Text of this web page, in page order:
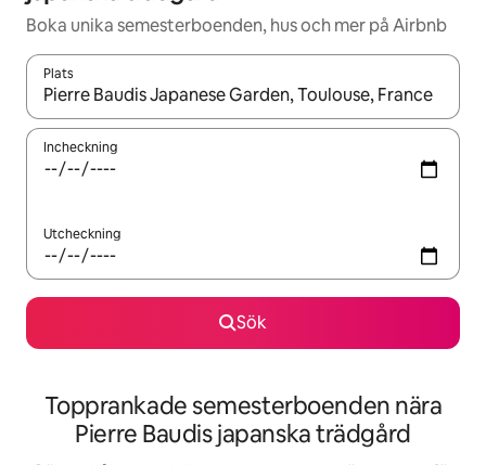
Boka unika semesterboenden, hus och mer på Airbnb
Plats
När resultaten är tillgängliga kan du navigera med upp- och
Incheckning
Utcheckning
Sök
Topprankade semesterboenden nära
Pierre Baudis japanska trädgård